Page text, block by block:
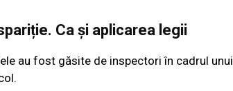
Ca și aplicarea legii
au fost găsite de inspectori în cadrul unui